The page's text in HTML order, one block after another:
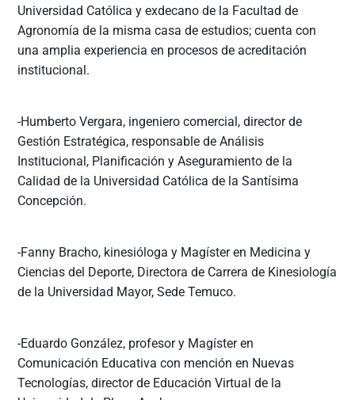
Universidad Católica y exdecano de la Facultad de
Agronomía de la misma casa de estudios; cuenta con
una amplia experiencia en procesos de acreditación
institucional.
-Humberto Vergara, ingeniero comercial, director de
Gestión Estratégica, responsable de Análisis
Institucional, Planificación y Aseguramiento de la
Calidad de la Universidad Católica de la Santísima
Concepción.
-Fanny Bracho, kinesióloga y Magíster en Medicina y
Ciencias del Deporte, Directora de Carrera de Kinesiología
de la Universidad Mayor, Sede Temuco.
-Eduardo González, profesor y Magíster en
Comunicación Educativa con mención en Nuevas
Tecnologías, director de Educación Virtual de la